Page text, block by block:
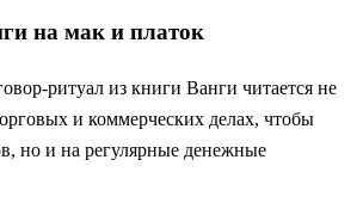
на мак и платок
ритуал из книги Ванги читается не
и коммерческих делах, чтобы
но и на регулярные денежные